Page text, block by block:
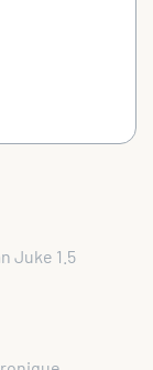
Juke 1.5